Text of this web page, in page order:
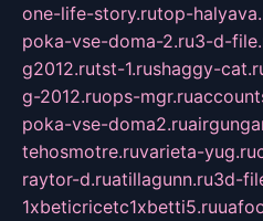
one-life-story.rutop-
poka-vse-doma-2.ru3-d-
g2012.rutst-1.rushaggy-
g-2012.ruops-mgr.ru
poka-vse-doma2.ru
tehosmotre.ruvarieta-yug.ru
raytor-d.ruatillagunn.ru3d-
1xbeticricetc1xbetti5.ru